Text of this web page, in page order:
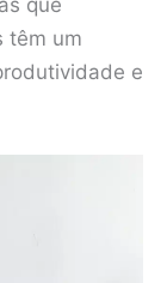
têm um
e